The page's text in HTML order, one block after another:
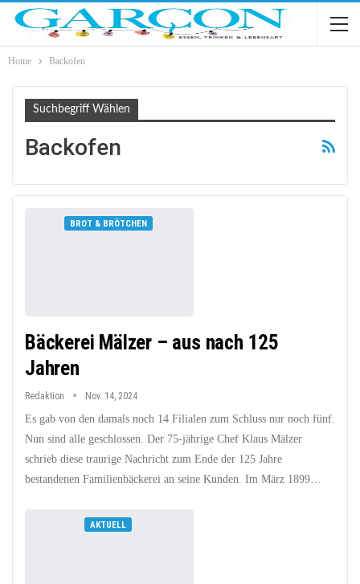
Home Backofen
Suchbegriff Wählen
Backofen
BROT & BRÖTCHEN
Bäckerei Mälzer – aus nach 125
Jahren
Redaktion Nov. 14, 2024
Es gab von den damals noch 14 Filialen zum Schluss nur noch fünf.
Nun sind alle geschlossen. Der 75-jährige Chef Klaus Mälzer
schrieb diese traurige Nachricht zum Ende der 125 Jahre
bestandenen Familienbäckerei an seine Kunden. Im März 1899…
AKTUELL